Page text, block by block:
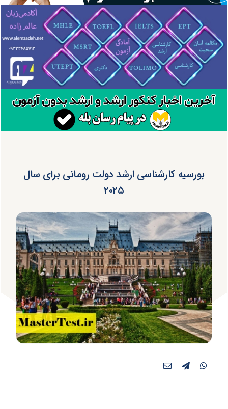
بورسیه کارشناسی ارشد دولت رومانی برای سال
۲۰۲۵